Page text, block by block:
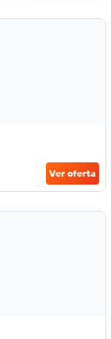
Ver oferta